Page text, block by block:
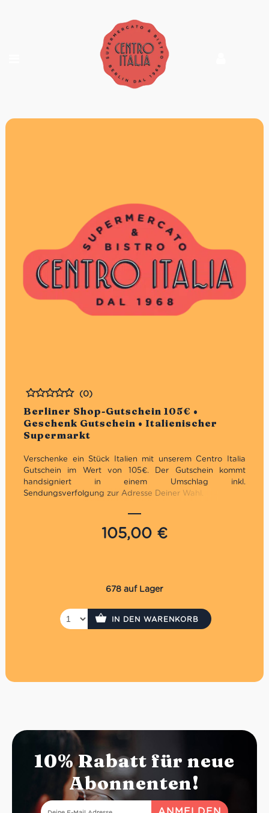
Berliner Shop-Gutschein 105€ •
Geschenk Gutschein • Italienischer
Supermarkt
Bewertet
(0)
Verschenke ein Stück Italien mit unserem Centro Italia
Gutschein im Wert von 105€. Der Gutschein kommt
handsigniert in einem Umschlag inkl.
Sendungsverfolgung zur Adresse Deiner Wahl.
Unbegrenzt gültig in den Supermercati &
Weinhandlungen: Charlottenburg, Marienfelde &
Der Gutschein wird per Einschreiben versendet. Es
fallen daher Versandkosten in Höhe von 3,30€ an.
P.S. Hast Du es eilig? Kaufe den Gutschein direkt in
unseren Supermercati, dann hast du ihn sofort!
105,00 €
678 auf Lager
IN DEN WARENKORB
10% Rabatt für neue
Abonnenten!